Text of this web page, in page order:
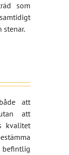
som
stenar.
att
att
kvalitet